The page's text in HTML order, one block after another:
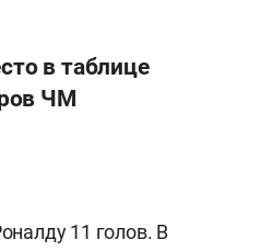
в таблице
ЧМ
11 голов. В